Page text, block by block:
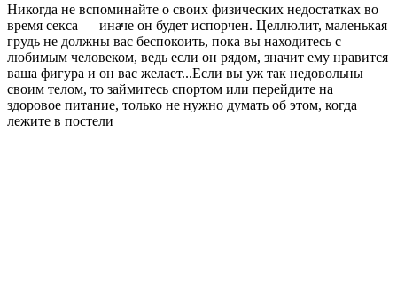
Никогда не вспоминайте о своих физических недостатках во
время секса — иначе он будет испорчен. Целлюлит, маленькая
грудь не должны вас беспокоить, пока вы находитесь с
любимым человеком, ведь если он рядом, значит ему нравится
ваша фигура и он вас желает...Если вы уж так недовольны
своим телом, то займитесь спортом или перейдите на
здоровое питание, только не нужно думать об этом, когда
лежите в постели